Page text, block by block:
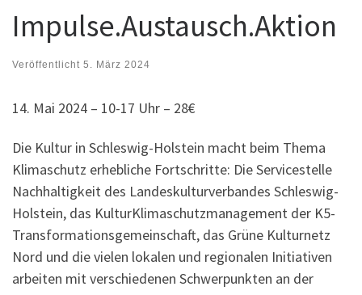
Impulse.Austausch.Aktion
Veröffentlicht 5. März 2024
14. Mai 2024 – 10-17 Uhr – 28€
Die Kultur in Schleswig-Holstein macht beim Thema
Klimaschutz erhebliche Fortschritte: Die Servicestelle
Nachhaltigkeit des Landeskulturverbandes Schleswig-
Holstein, das KulturKlimaschutzmanagement der K5-
Transformationsgemeinschaft, das Grüne Kulturnetz
Nord und die vielen lokalen und regionalen Initiativen
arbeiten mit verschiedenen Schwerpunkten an der